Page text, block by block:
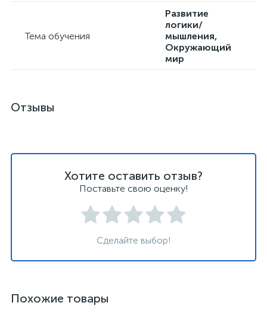
Тема обучения
Развитие
логики/
мышления,
Окружающий
мир
Отзывы
Хотите оставить отзыв?
Поставьте свою оценку!
Сделайте выбор!
Похожие товары